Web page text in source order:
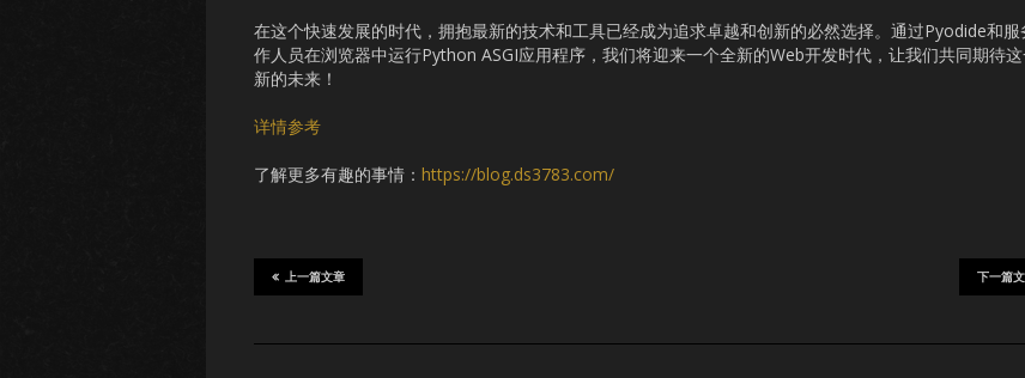
在这个快速发展的时代，拥抱最新的技术和工具已经成为追求卓越和创新的必然选择。通过Pyodide和服
作人员在浏览器中运行Python ASGI应用程序，我们将迎来一个全新的Web开发时代，让我们共同期待
新的未来！
详情参考
了解更多有趣的事情： https://blog.ds3783.com/
下一篇
上一篇文章